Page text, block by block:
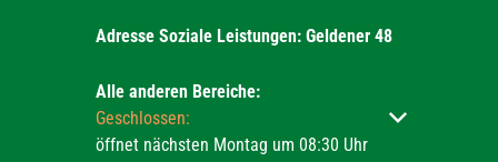
Adresse Soziale Leistungen: Geldener 48
Alle anderen Bereiche:
Klicken, um weitere Öffnungs- oder Schließzeiten
Geschlossen:
öffnet nächsten Montag um 08:30 Uhr